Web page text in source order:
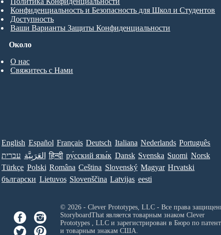
Около
О нас
Свяжитесь с Нами
Конфиденциальность и Безопасность для Школ и Студентов
Доступность
Ваши Варианты Защиты Конфиденциальности
English Español Français Deutsch Italiana Nederlands Português
עברית العَرَبِيَّة हिन्दी ру́сский язы́к Dansk Svenska Suomi Norsk
Türkçe Polski Româna Ceština Slovenský Magyar Hrvatski
български Lietuvos Slovenščina Latvijas eesti
© 2026 - Clever Prototypes, LLC - Все права
StoryboardThat является товарным знаком Clever
Prototypes , LLCи зарегистрирован в Бюро по
и товарным знакам США.